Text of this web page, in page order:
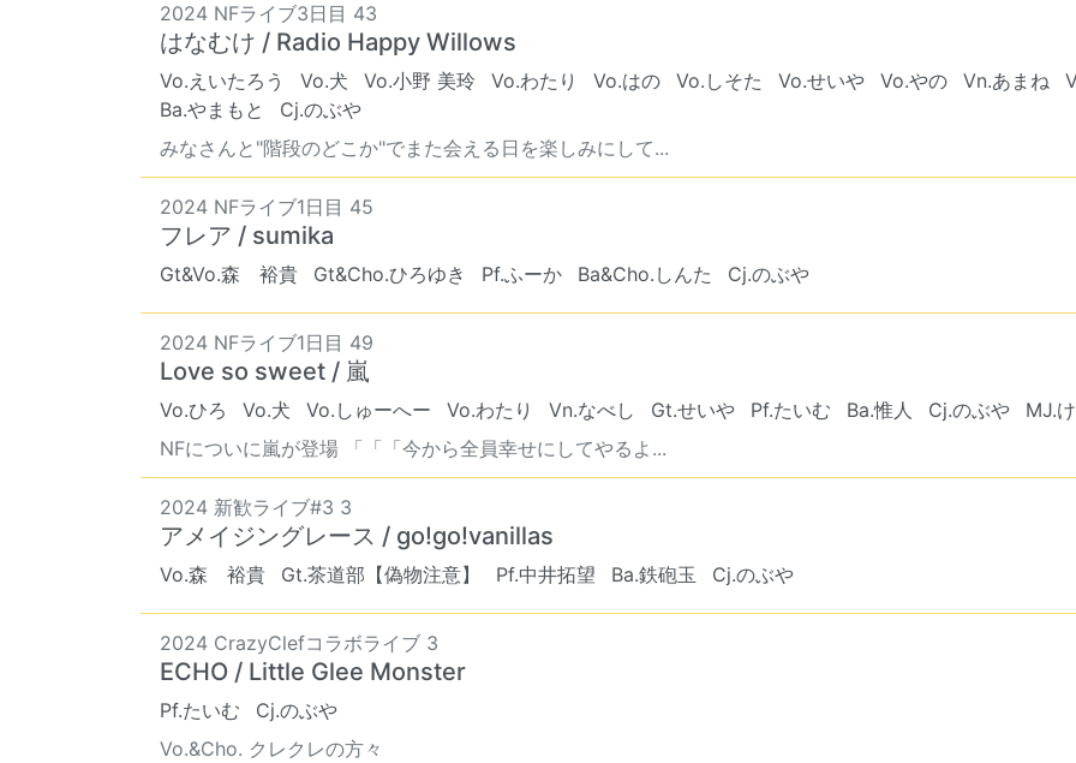
2024 NFライブ3日目 43
はなむけ / Radio Happy Willows
Vo.えいたろう Vo.犬 Vo.小野 美玲 Vo.わたり Vo.はの Vo.しそた Vo.せいや Vo.やの Vn.あまね
Ba.やまもと
Cj.のぶや
みなさんと"階段のどこか"でまた会える日を楽しみにして...
2024 NFライブ1日目 45
フレア / sumika
Gt&Vo.森 裕貴 Gt&Cho.ひろゆき Pf.ふーか Ba&Cho.しんた Cj.のぶや
2024 NFライブ1日目 49
Love so sweet / 嵐
Vo.ひろ Vo.犬 Vo.しゅーへー Vo.わたり Vn.なべし Gt.せいや Pf.たいむ Ba.惟人 Cj.のぶや
MJ.
NFについに嵐が登場 「「「今から全員幸せにしてやるよ...
2024 新歓ライブ#3 3
アメイジングレース / go!go!vanillas
Vo.森 裕貴 Gt.茶道部【偽物注意】 Pf.中井拓望 Ba.鉄砲玉 Cj.のぶや
2024 CrazyClefコラボライブ 3
ECHO / Little Glee Monster
Pf.たいむ
Cj.のぶや
Vo.&Cho. クレクレの方々